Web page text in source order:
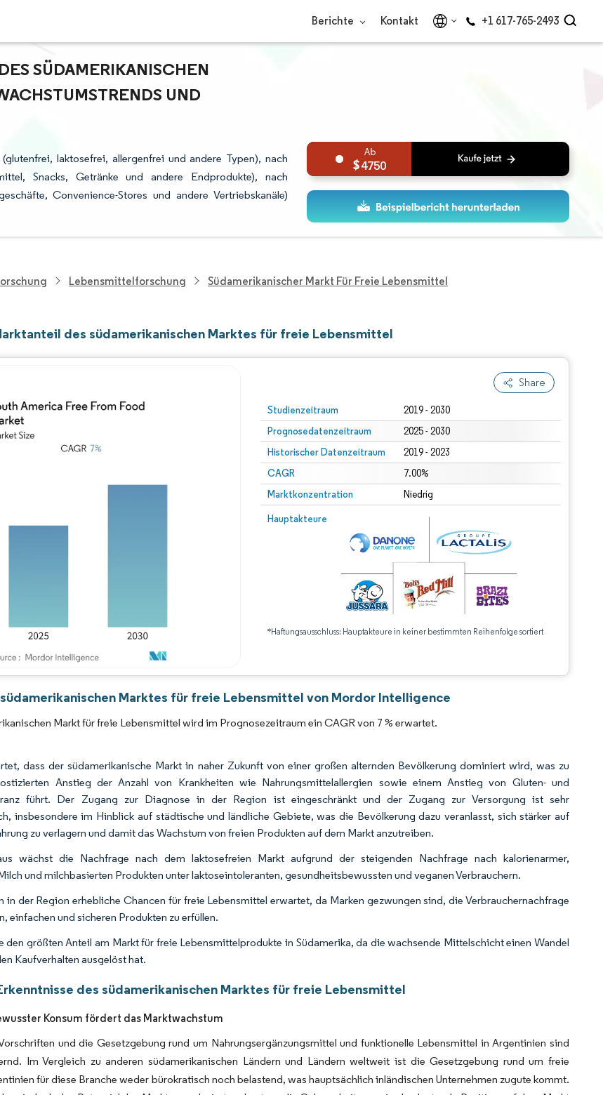
Berichte Kontakt +1 617-765-2493
SÜDAMERIKANISCHEN M
UND P
laktosefrei, allergenfrei und andere Typen), nach
Snacks, Getränke und andere Endprodukte), nach
Convenience-Stores und andere Vertriebskanäle)
4750
Lebensmittelforschung Südamerikanischer Markt Für Freie Lebensmittel
des südamerikanischen Marktes für freie Lebensmittel
Share
Studienzeitraum 2019 - 2030
Prognosedatenzeitraum 2025 - 2030
Historischer Datenzeitraum 2019 - 2023
CAGR 7.00%
Marktkonzentration Niedrig
Hauptakteure
*Haftungsausschluss: Hauptakteure in keiner bestimmten Reihenfolge sortiert
Marktes für freie Lebensmittel von Mordor Intelligence
Markt für freie Lebensmittel wird im Prognosezeitraum ein CAGR von 7 % erwartet.
dass der südamerikanische Markt in naher Zukunft von einer großen alternden Bevölkerung dominiert wird, was zu
Anstieg der Anzahl von Krankheiten wie Nahrungsmittelallergien sowie einem Anstieg von Gluten- und
führt. Der Zugang zur Diagnose in der Region ist eingeschränkt und der Zugang zur Versorgung ist sehr
insbesondere im Hinblick auf städtische und ländliche Gebiete, was die Bevölkerung dazu veranlasst, sich stärker auf
zu verlagern und damit das Wachstum von freien Produkten auf dem Markt anzutreiben.
wächst die Nachfrage nach dem laktosefreien Markt aufgrund der steigenden Nachfrage nach kalorienarmer,
und milchbasierten Produkten unter laktoseintoleranten, gesundheitsbewussten und veganen Verbrauchern.
in der Region erhebliche Chancen für freie Lebensmittel erwartet, da Marken gezwungen sind, die Verbrauchernachfrage
einfachen und sicheren Produkten zu erfüllen.
den größten Anteil am Markt für freie Lebensmittelprodukte in Südamerika, da die wachsende Mittelschicht einen Wandel
Kaufverhalten ausgelöst hat.
des südamerikanischen Marktes für freie Lebensmittel
Konsum fördert das Marktwachstum
und die Gesetzgebung rund um Nahrungsergänzungsmittel und funktionelle Lebensmittel in Argentinien sind
Im Vergleich zu anderen südamerikanischen Ländern und Ländern weltweit ist die Gesetzgebung rund um freie
für diese Branche weder bürokratisch noch belastend, was hauptsächlich inländischen Unternehmen zugute kommt.